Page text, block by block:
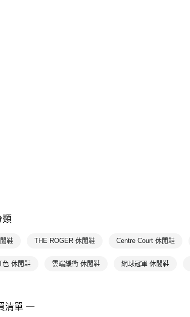
類
鞋 THE ROGER 休閒鞋 Centre Court 休閒鞋
色 休閒鞋 雲端緩衝 休閒鞋 網球冠軍 休閒鞋
清單 一